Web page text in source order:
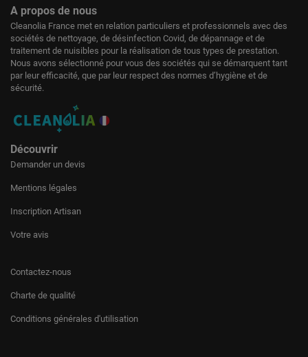
A propos de nous
Cleanolia France met en relation particuliers et professionnels avec des
sociétés de nettoyage, de désinfection Covid, de dépannage et de
traitement de nuisibles pour la réalisation de tous types de prestation.
Nous avons sélectionné pour vous des sociétés qui se démarquent tant
par leur efficacité, que par leur respect des normes d’hygiène et de
sécurité.
Découvrir
Demander un devis
Mentions légales
Inscription Artisan
Votre avis
Contactez-nous
Charte de qualité
Conditions générales d'utilisation